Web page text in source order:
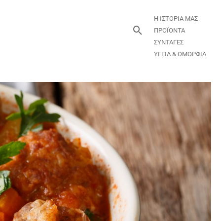
Αναζήτηση
Η ΙΣΤΟΡΙΑ ΜΑΣ
ΠΡΟΪΟΝΤΑ
ΣΥΝΤΑΓΕΣ
ΥΓΕΙΑ & ΟΜΟΡΦΙΑ